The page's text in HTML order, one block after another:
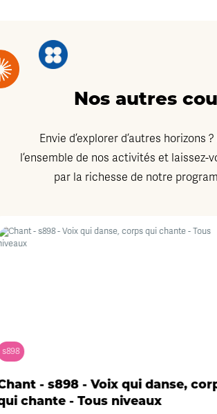
Nos autres
Envie d’explorer d’autres horizons
l’ensemble de nos activités et laissez-
par la richesse de notre
corps
Chant - s903 -
Tous niveaux